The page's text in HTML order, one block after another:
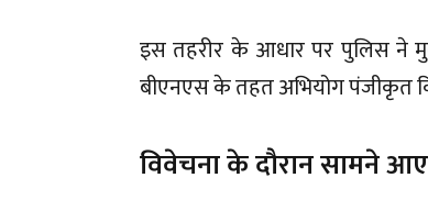
इस तहरीर के आधार पर पुलिस ने
बीएनएस के तहत अभियोग पंजीकृत
विवेचना के दौरान सामने